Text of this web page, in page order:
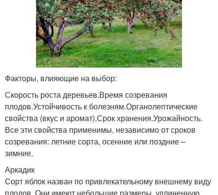
Факторы, влияющие на выбор:
Скорость роста деревьев.Время созревания
плодов.Устойчивость к болезням.Органолептические
свойства (вкус и аромат).Срок хранения.Урожайность.
Все эти свойства применимы, независимо от сроков
созревания: летние сорта, осенние или поздние –
зимние.
Аркадик
Сорт яблок назван по привлекательному внешнему виду
плодов. Они имеют небольшие размеры, удлиненную